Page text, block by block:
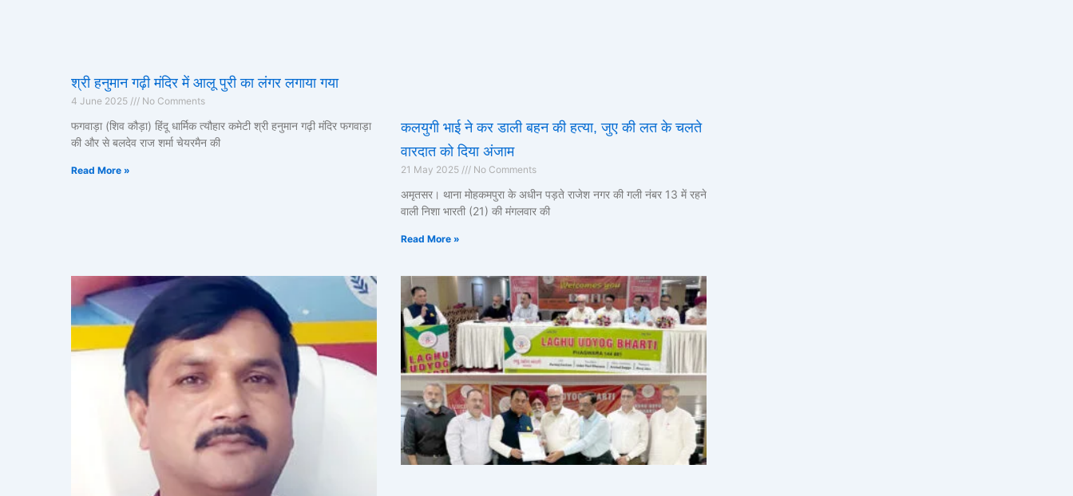
श्री हनुमान गढ़ी मंदिर में आलू पुरी का लंगर लगाया गया
4 June 2025 No Comments
फगवाड़ा (शिव कौड़ा) हिंदू धार्मिक त्यौहार कमेटी श्री हनुमान गढ़ी मंदिर फगवाड़ा
की और से बलदेव राज शर्मा चेयरमैन की
Read More »
कलयुगी भाई ने कर डाली बहन की हत्या, जुए की लत के चलते
वारदात को दिया अंजाम
21 May 2025 No Comments
अमृतसर। थाना मोहकमपुरा के अधीन पड़ते राजेश नगर की गली नंबर 13 में रहने
वाली निशा भारती (21) की मंगलवार की
Read More »